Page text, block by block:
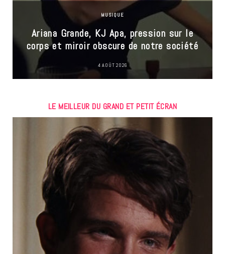
MUSIQUE
Ariana Grande, KJ Apa, pression sur le
corps et miroir obscure de notre société
4 AOÛT 2026
LE MEILLEUR DU GRAND ET PETIT ÉCRAN